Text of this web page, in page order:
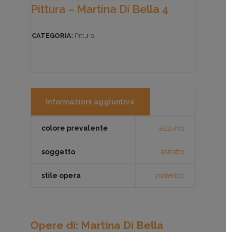
Pittura – Martina Di Bella 4
CATEGORIA: Pittura
Informazioni aggiuntive
colore prevalente azzurro
soggetto astratto
stile opera materico
Opere di: Martina Di Bella